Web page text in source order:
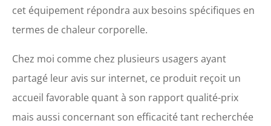
cet équipement répondra aux besoins spécifiques en
termes de chaleur corporelle.
Chez moi comme chez plusieurs usagers ayant
partagé leur avis sur internet, ce produit reçoit un
accueil favorable quant à son rapport qualité-prix
mais aussi concernant son efficacité tant recherchée